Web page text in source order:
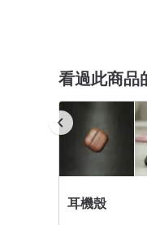
看過此商品
耳機殼